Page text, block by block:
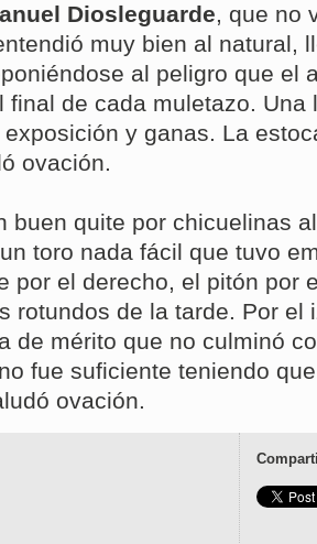
Diosleguarde, que no
muy bien al natural,
al peligro que el
final de cada muletazo. Una
y ganas. La
ovación.
buen quite por chicuelinas
toro nada fácil que tuvo
por el derecho, el pitón por
rotundos de la tarde. Por el
de mérito que no culminó
fue suficiente teniendo
ovación.